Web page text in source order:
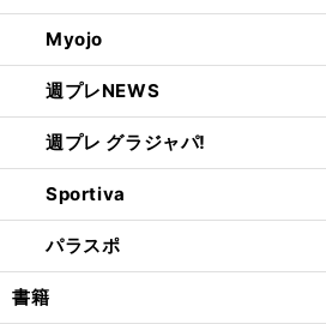
Myojo
週プレNEWS
週プレ グラジャパ!
Sportiva
パラスポ
書籍